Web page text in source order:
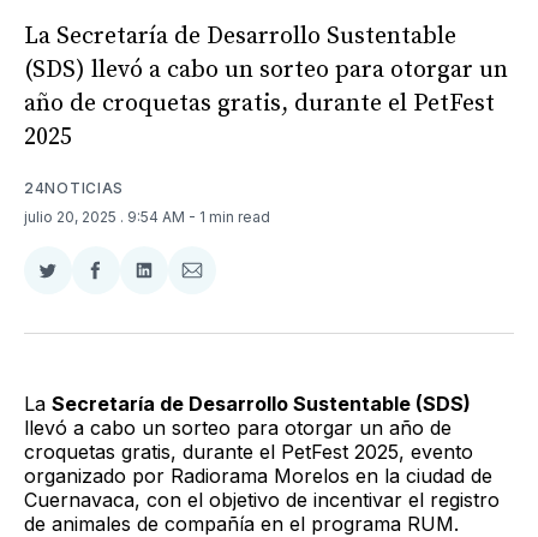
La Secretaría de Desarrollo Sustentable
(SDS) llevó a cabo un sorteo para otorgar un
año de croquetas gratis, durante el PetFest
2025
24NOTICIAS
julio 20, 2025 . 9:54 AM - 1 min read
Compartir
Twitter
Compartir
Facebook
Compartir
LinkedIn
Compartir
Email
La Secretaría de Desarrollo Sustentable (SDS)
llevó a cabo un sorteo para otorgar un año de
croquetas gratis, durante el PetFest 2025, evento
organizado por Radiorama Morelos en la ciudad de
Cuernavaca, con el objetivo de incentivar el registro
de animales de compañía en el programa RUM.